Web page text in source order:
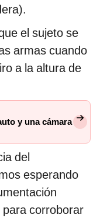
el sujeto se
armas cuando
a la altura de
y una cámara
del
esperando
corroborar